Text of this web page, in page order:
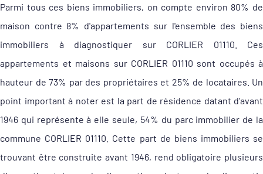
Parmi tous ces biens immobiliers, on compte environ 80% de
maison contre 8% d'appartements sur l'ensemble des biens
immobiliers à diagnostiquer sur CORLIER 01110. Ces
appartements et maisons sur CORLIER 01110 sont occupés à
hauteur de 73% par des propriétaires et 25% de locataires. Un
point important à noter est la part de résidence datant d'avant
1946 qui représente à elle seule, 54% du parc immobilier de la
commune CORLIER 01110. Cette part de biens immobiliers se
trouvant être construite avant 1946, rend obligatoire plusieurs